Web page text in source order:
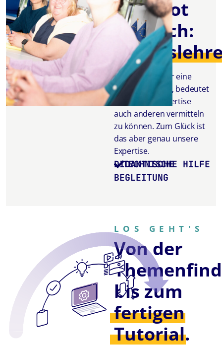
Angebot
für euch:
Ein Experte oder eine
Expertin zu sein, bedeutet
nicht, diese Expertise
auch anderen vermitteln
zu können. Zum Glück ist
das aber genau unsere
Expertise.
DIDAKTISCHE
BEGLEITUNG
TECHNISCHE HILFE
LOS GEHT'S
Von der
bis zum
fertigen
Tutorial.